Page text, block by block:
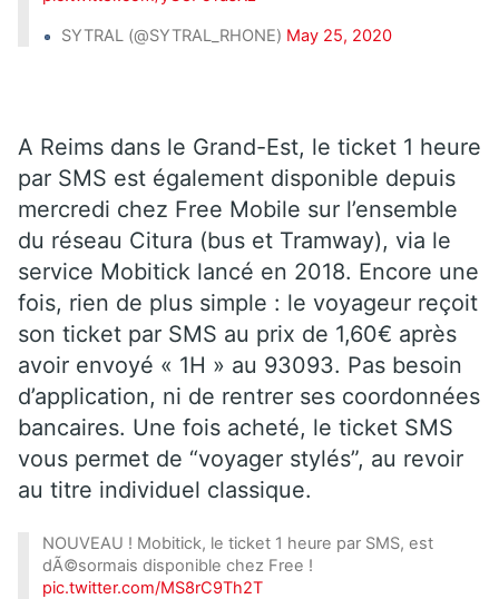
SYTRAL (@SYTRAL_RHONE) May 25, 2020
A Reims dans le Grand-Est, le ticket 1 heure
par SMS est également disponible depuis
mercredi chez Free Mobile sur l’ensemble
du réseau Citura (bus et Tramway), via le
service Mobitick lancé en 2018. Encore une
fois, rien de plus simple : le voyageur reçoit
son ticket par SMS au prix de 1,60€ après
avoir envoyé « 1H » au 93093. Pas besoin
d’application, ni de rentrer ses coordonnées
bancaires. Une fois acheté, le ticket SMS
vous permet de “voyager stylés”, au revoir
au titre individuel classique.
NOUVEAU ! Mobitick, le ticket 1 heure par SMS, est
dÃ©sormais disponible chez Free !
pic.twitter.com/MS8rC9Th2T